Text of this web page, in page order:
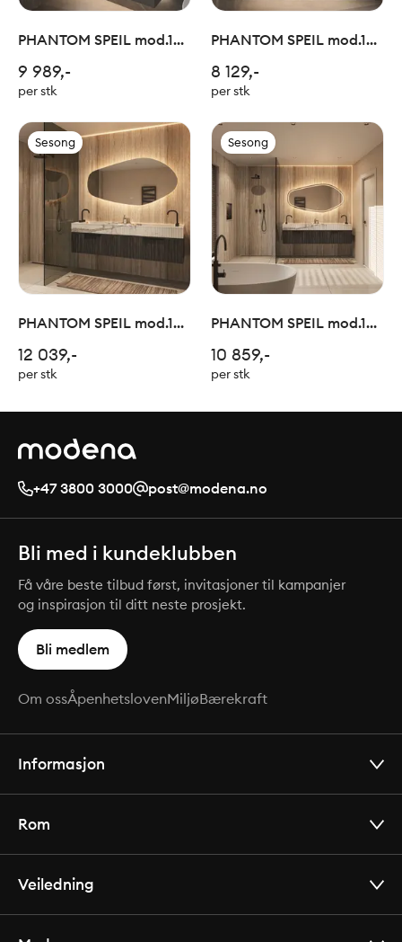
PHANTOM SPEIL mod.13
9 989,-
per stk
PHANTOM SPEIL mod.13
8 129,-
per stk
Sesong
PHANTOM SPEIL mod.12
12 039,-
per stk
Sesong
PHANTOM SPEIL mod.12
10 859,-
per stk
+47 3800 3000 post@modena.no
Bli med i kundeklubben
Få våre beste tilbud først, invitasjoner til kampanjer
og inspirasjon til ditt neste prosjekt.
Bli medlem
Om ossÅpenhetslovenMiljøBærekraft
Informasjon
Rom
Veiledning